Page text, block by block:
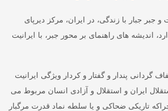
جبر جبار با زندگی، در ایران، مرکز دیرپای
اندیشه های راهنمای بر محور جبر، با ايرانيت
گردانی پندار و گفتار و كردار ویژگی ایرانیت
ایران و استقلال و آزادی انسان مربوط می
تاریکی ضحاکی و یا سلطه نماد قدرت مرگبار